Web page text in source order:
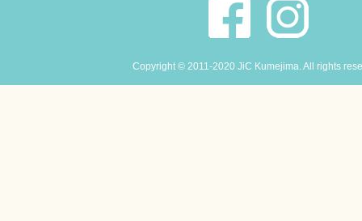
Copyright © 2011-2020 JiC Kumejima. All rights